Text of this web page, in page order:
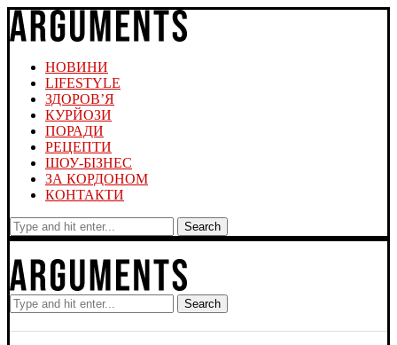
НОВИНИ
LIFESTYLE
ЗДОРОВ’Я
КУРЙОЗИ
ПОРАДИ
РЕЦЕПТИ
ШОУ-БІЗНЕС
ЗА КОРДОНОМ
КОНТАКТИ
Search
Search